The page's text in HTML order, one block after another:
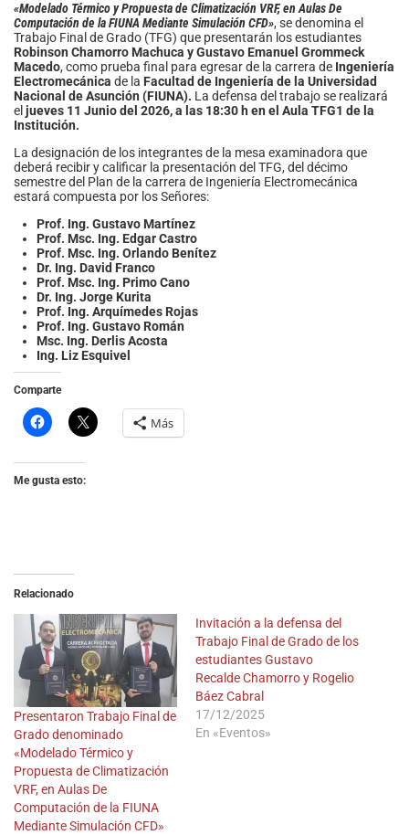
«Modelado Térmico y Propuesta de Climatización VRF, en Aulas De
Computación de la FIUNA Mediante Simulación CFD», se denomina el
Trabajo Final de Grado (TFG) que presentarán los estudiantes
Robinson Chamorro Machuca y Gustavo Emanuel Grommeck
Macedo, como prueba final para egresar de la carrera de Ingeniería
Electromecánica de la Facultad de Ingeniería de la Universidad
Nacional de Asunción (FIUNA). La defensa del trabajo se realizará
el jueves 11 Junio del 2026, a las 18:30 h en el Aula TFG1 de la
Institución.
La designación de los integrantes de la mesa examinadora que
deberá recibir y calificar la presentación del TFG, del décimo
semestre del Plan de la carrera de Ingeniería Electromecánica
estará compuesta por los Señores:
Prof. Ing. Gustavo Martínez
Prof. Msc. Ing. Edgar Castro
Prof. Msc. Ing. Orlando Benítez
Dr. Ing. David Franco
Prof. Msc. Ing. Primo Cano
Dr. Ing. Jorge Kurita
Prof. Ing. Arquímedes Rojas
Prof. Ing. Gustavo Román
Msc. Ing. Derlis Acosta
Ing. Liz Esquivel
Comparte
Más
Me gusta esto:
Relacionado
Presentaron Trabajo Final de
Grado denominado
«Modelado Térmico y
Propuesta de Climatización
VRF, en Aulas De
Computación de la FIUNA
Mediante Simulación CFD»
Invitación a la defensa del
Trabajo Final de Grado de los
estudiantes Gustavo
Recalde Chamorro y Rogelio
Báez Cabral
17/12/2025
En «Eventos»